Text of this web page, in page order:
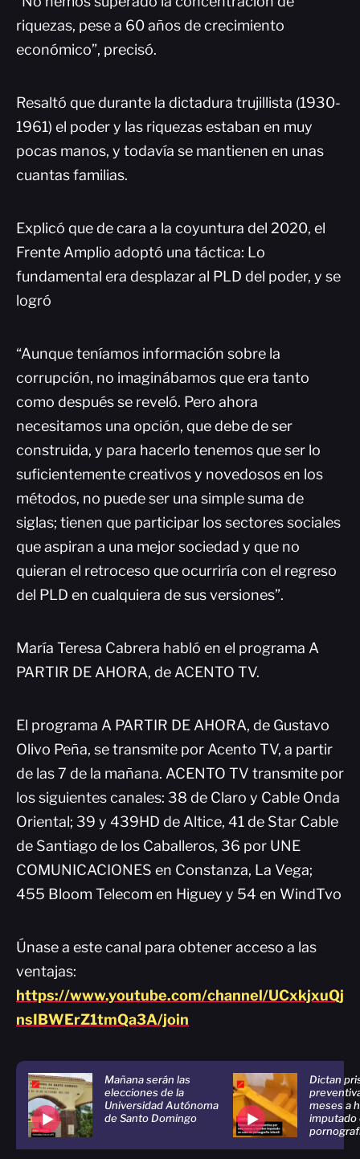
riquezas, pese a 60 años de crecimiento
económico”, precisó.
Resaltó que durante la dictadura trujillista (1930-
1961) el poder y las riquezas estaban en muy
pocas manos, y todavía se mantienen en unas
cuantas familias.
Explicó que de cara a la coyuntura del 2020, el
Frente Amplio adoptó una táctica: Lo
fundamental era desplazar al PLD del poder, y se
logró
“Aunque teníamos información sobre la
corrupción, no imaginábamos que era tanto
como después se reveló. Pero ahora
necesitamos una opción, que debe de ser
construida, y para hacerlo tenemos que ser lo
suficientemente creativos y novedosos en los
métodos, no puede ser una simple suma de
siglas; tienen que participar los sectores sociales
que aspiran a una mejor sociedad y que no
quieran el retroceso que ocurriría con el regreso
del PLD en cualquiera de sus versiones”.
María Teresa Cabrera habló en el programa A
PARTIR DE AHORA, de ACENTO TV.
El programa A PARTIR DE AHORA, de Gustavo
Olivo Peña, se transmite por Acento TV, a partir
de las 7 de la mañana. ACENTO TV transmite por
los siguientes canales: 38 de Claro y Cable Onda
Oriental; 39 y 439HD de Altice, 41 de Star Cable
de Santiago de los Caballeros, 36 por UNE
COMUNICACIONES en Constanza, La Vega;
455 Bloom Telecom en Higuey y 54 en WindTvo
Únase a este canal para obtener acceso a las
ventajas:
https://www.youtube.com/channel/UCxkjxuQj
nsIBWErZ1tmQa3A/join
Mañana serán las
elecciones de la
Universidad Autónoma
de Santo Domingo
Dictan
meses a
imputado